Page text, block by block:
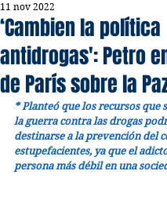
‘Cambien la política
antidrogas': Petro
de París sobre la
11 nov 2022
* Planteó que los recursos que
la guerra contra las drogas
destinarse a la prevención del
estupefacientes, ya que el
persona más débil en una